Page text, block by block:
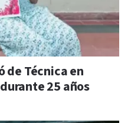
de Técnica en
25 años